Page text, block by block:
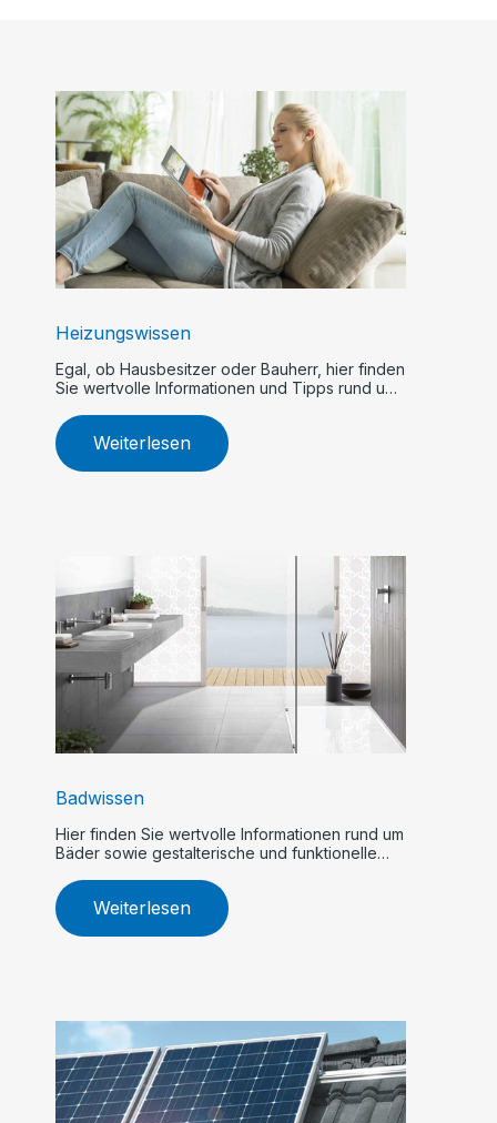
Heizungswissen
Egal, ob Hausbesitzer oder Bauherr, hier finden
Sie wertvolle Informationen und Tipps rund um
Weiterlesen
Badwissen
Hier finden Sie wertvolle Informationen rund um
Bäder sowie gestalterische und funktionelle
Weiterlesen